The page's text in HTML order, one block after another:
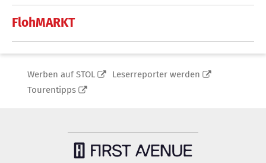
FlohMARKT
Werben auf STOL
Leserreporter werden
Tourentipps